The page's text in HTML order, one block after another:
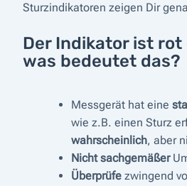
Sturzindikatoren zeigen Dir
Der Indikator ist
was bedeutet das?
Messgerät hat eine
wie z.B. einen Sturz
wahrscheinlich, aber
Nicht sachgemäßer
Überprüfe zwingend